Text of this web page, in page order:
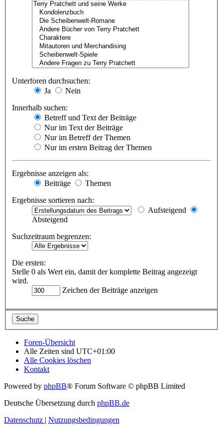
Unterforen durchsuchen:
Ja
Nein
Innerhalb suchen:
Betreff und Text der Beiträge
Nur im Text der Beiträge
Nur im Betreff der Themen
Nur im ersten Beitrag der Themen
Ergebnisse anzeigen als:
Beiträge
Themen
Ergebnisse sortieren nach:
Aufsteigend
Absteigend
Suchzeitraum begrenzen:
Die ersten:
Stelle 0 als Wert ein, damit der komplette Beitrag angezeigt
wird.
Zeichen der Beiträge anzeigen
Foren-Übersicht
Alle Zeiten sind UTC+01:00
Alle Cookies löschen
Kontakt
Powered by phpBB® Forum Software © phpBB Limited
Deutsche Übersetzung durch phpBB.de
Datenschutz | Nutzungsbedingungen